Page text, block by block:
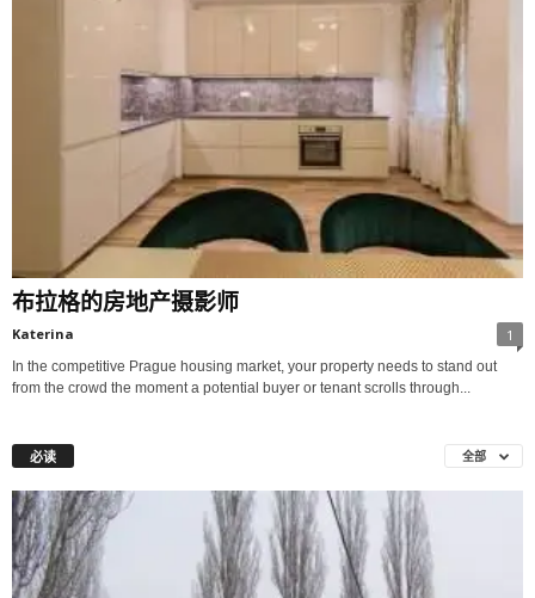
布拉格的房地产摄影师
Katerina 1
In the competitive Prague housing market, your property needs to stand out
from the crowd the moment a potential buyer or tenant scrolls through...
必读 全部